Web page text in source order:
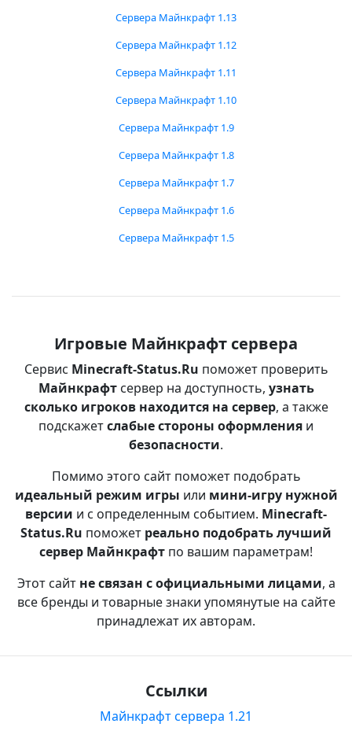
Сервера Майнкрафт 1.13
Сервера Майнкрафт 1.12
Сервера Майнкрафт 1.11
Сервера Майнкрафт 1.10
Сервера Майнкрафт 1.9
Сервера Майнкрафт 1.8
Сервера Майнкрафт 1.7
Сервера Майнкрафт 1.6
Сервера Майнкрафт 1.5
Игровые Майнкрафт сервера
Сервис Minecraft-Status.Ru поможет проверить
Майнкрафтсервер на доступность, узнать
сколько игроков находится на сервер, а также
подскажетслабые стороны оформления и
безопасности.
Помимо этого сайт поможет подобрать
идеальный режим игры или мини-игру нужной
версии и с определенным событием. Minecraft-
Status.Ru поможет реально подобрать лучший
сервер Майнкрафт по вашим параметрам!
Этот сайт не связан с официальными лицами, а
все бренды и товарные знаки упомянутые на сайте
принадлежат их авторам.
Ссылки
Майнкрафт сервера 1.21